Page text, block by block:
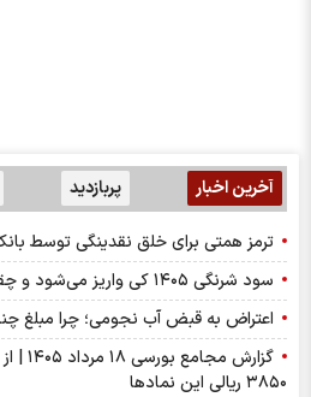
آخرین اخبار پربازدید
ترمز همتی برای خلق نقدینگی توسط
سود شرنگی ۱۴۰۵ کی واریز می‌شود و چقدر است؟
اعتراض به قبض آب نجومی؛ چرا مبلغ
۳۸۵۰ ریالی این نماد‌ها